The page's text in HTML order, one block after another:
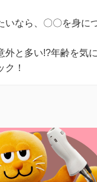
いなら、〇〇を身
外と多い!?年齢を気
ク！